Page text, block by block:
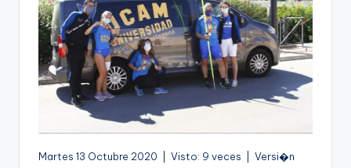
Martes 13 Octubre 2020 | Visto: 9 veces | Versi�n